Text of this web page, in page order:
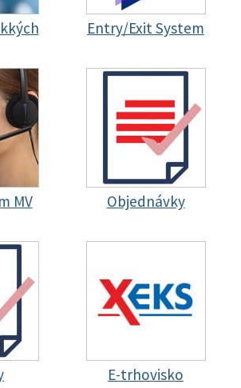
Entry/Exit System
MV
Objednávky
E-trhovisko